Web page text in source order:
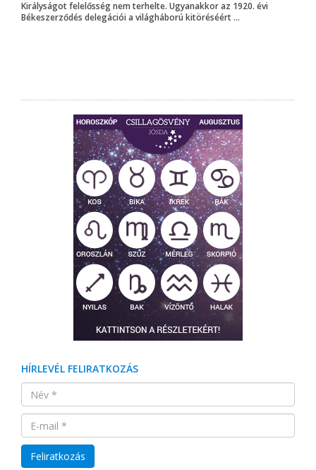
Királyságot felelősség nem terhelte. Ugyanakkor az 1920. évi
Békeszerződés delegációi a világháború kitöréséért ...
HÍRLEVÉL FELIRATKOZÁS